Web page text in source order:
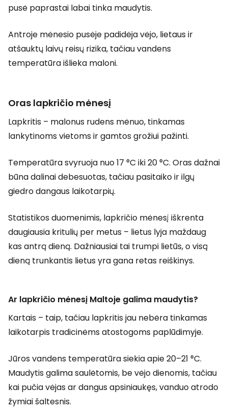
pusė paprastai labai tinka maudytis.
Antroje mėnesio pusėje padidėja vėjo, lietaus ir
atšauktų laivų reisų rizika, tačiau vandens
temperatūra išlieka maloni.
Oras lapkričio mėnesį
Lapkritis – malonus rudens mėnuo, tinkamas
lankytinoms vietoms ir gamtos grožiui pažinti.
Temperatūra svyruoja nuo 17 °C iki 20 °C. Oras dažnai
būna dalinai debesuotas, tačiau pasitaiko ir ilgų
giedro dangaus laikotarpių.
Statistikos duomenimis, lapkričio mėnesį iškrenta
daugiausia kritulių per metus – lietus lyja maždaug
kas antrą dieną. Dažniausiai tai trumpi lietūs, o visą
dieną trunkantis lietus yra gana retas reiškinys.
Ar lapkričio mėnesį Maltoje galima maudytis?
Kartais – taip, tačiau lapkritis jau nebėra tinkamas
laikotarpis tradicinėms atostogoms paplūdimyje.
Jūros vandens temperatūra siekia apie 20–21 °C.
Maudytis galima saulėtomis, be vėjo dienomis, tačiau
kai pučia vėjas ar dangus apsiniaukęs, vanduo atrodo
žymiai šaltesnis.